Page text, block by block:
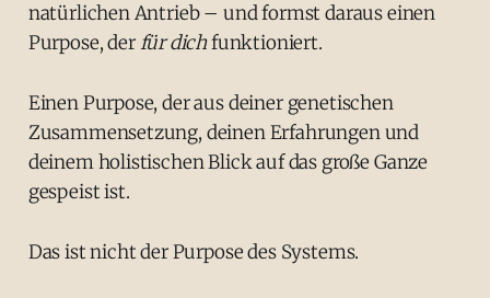
natürlichen Antrieb – und formst daraus einen
Purpose, derfür dichfunktioniert.
Einen Purpose, der aus deiner genetischen
Zusammensetzung, deinen Erfahrungen und
deinem holistischen Blick auf das große Ganze
gespeist ist.
Das ist nicht der Purpose des Systems.